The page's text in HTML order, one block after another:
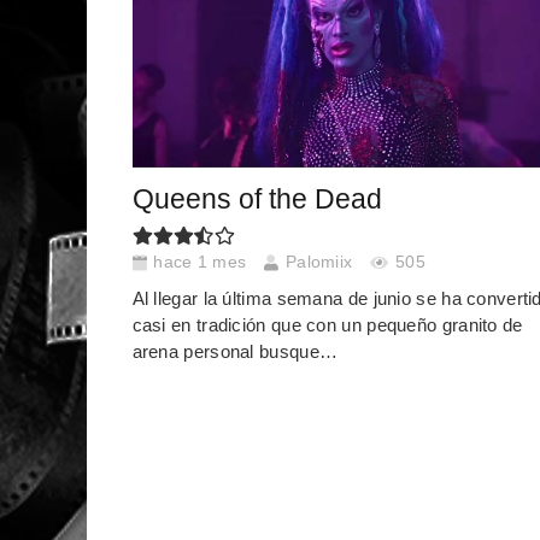
Queens of the Dead
hace 1 mes Palomiix 505
Al llegar la última semana de junio se ha
casi en tradición que con un pequeño granito de
arena personal busque…